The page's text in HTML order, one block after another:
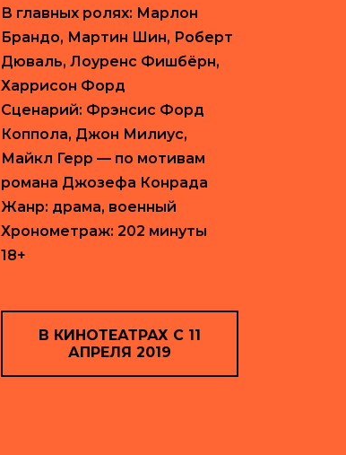
В главных ролях: Марлон
Брандо, Мартин Шин, Роберт
Дюваль, Лоуренс Фишбёрн,
Харрисон Форд
Сценарий: Фрэнсис Форд
Коппола, Джон Милиус,
Майкл Герр — по мотивам
романа Джозефа Конрада
Жанр: драма, военный
Хронометраж: 202 минуты
18+
В КИНОТЕАТРАХ C 11
АПРЕЛЯ 2019